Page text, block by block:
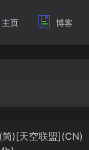
主页 博客